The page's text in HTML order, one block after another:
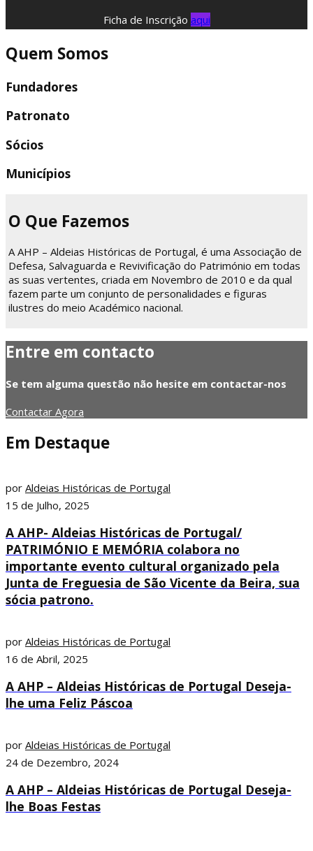
Ficha de Inscrição aqui
Quem Somos
Fundadores
Patronato
Sócios
Municípios
O Que Fazemos
A AHP – Aldeias Históricas de Portugal, é uma Associação de
Defesa, Salvaguarda e Revivificação do Património em todas
as suas vertentes, criada em Novembro de 2010 e da qual
fazem parte um conjunto de personalidades e figuras
ilustres do meio Académico nacional.
Entre em contacto
Se tem alguma questão não hesite em contactar-nos
Contactar Agora
Em Destaque
por Aldeias Históricas de Portugal
15 de Julho, 2025
A AHP- Aldeias Históricas de Portugal/
PATRIMÓNIO E MEMÓRIA colabora no
importante evento cultural organizado pela
Junta de Freguesia de São Vicente da Beira, sua
sócia patrono.
por Aldeias Históricas de Portugal
16 de Abril, 2025
A AHP – Aldeias Históricas de Portugal Deseja-
lhe uma Feliz Páscoa
por Aldeias Históricas de Portugal
24 de Dezembro, 2024
A AHP – Aldeias Históricas de Portugal Deseja-
lhe Boas Festas